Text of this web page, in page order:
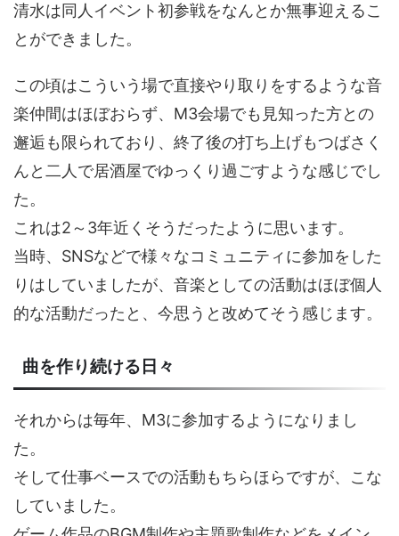
清水は同人イベント初参戦をなんとか無事迎えるこ
とができました。
この頃はこういう場で直接やり取りをするような音
楽仲間はほぼおらず、M3会場でも見知った方との
邂逅も限られており、終了後の打ち上げもつばさく
んと二人で居酒屋でゆっくり過ごすような感じでし
た。
これは2～3年近くそうだったように思います。
当時、SNSなどで様々なコミュニティに参加をした
りはしていましたが、音楽としての活動はほぼ個人
的な活動だったと、今思うと改めてそう感じます。
曲を作り続ける日々
それからは毎年、M3に参加するようになりまし
た。
そして仕事ベースでの活動もちらほらですが、こな
していました。